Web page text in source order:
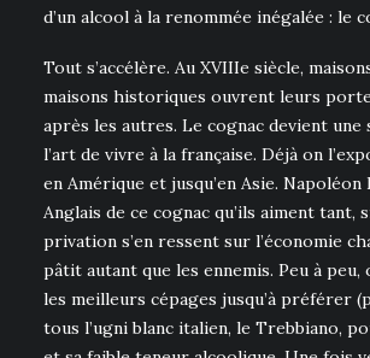
d’un alcool à la renommée inégalée : le
Tout s’accélère. Au XVIIIe siècle,
maisons historiques ouvrent leurs
après les autres. Le cognac devient une
l’art de vivre à la française. Déjà on
en Amérique et jusqu’en Asie.
Anglais de ce cognac qu’ils aiment tant,
privation s’en ressent sur l’économie
pâtit autant que les ennemis. Peu à peu,
les meilleurs cépages jusqu’à préférer
tous l’ugni blanc italien, le Trebbiano,